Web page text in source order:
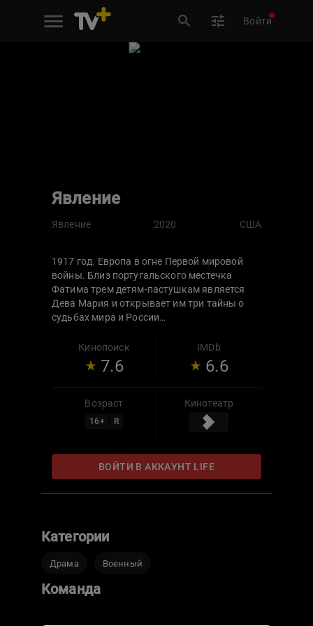
Войти
Явление
Явление 2020 США
1917 год. Европа в огне Первой мировой
войны. Близ португальского местечка
Фатима трем детям-пастушкам является
Дева Мария и открывает им три тайны о
судьбах мира и России…
Кинопоиск
7.6
IMDb
6.6
Возраст
16+ R
Кинотеатр
ВОЙТИ В АККАУНТ LIFE
Категории
Драма Военный
Команда